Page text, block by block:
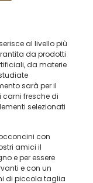
al livello più
da prodotti
da materie
sarà per il
carni fresche di
selezionati
con
amici il
e per essere
e con un
di piccola taglia